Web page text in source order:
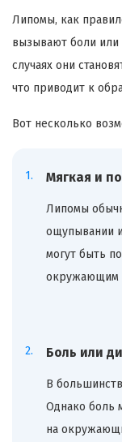
Липомы, как
вызывают боли или
случаях они
что приводит к
Вот несколько
Мягкая и
Липомы
ощупывании
могут быть
окружающим
Боль или
В
Однако боль
на